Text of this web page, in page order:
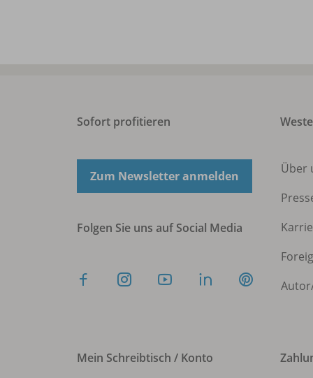
Sofort profitieren
Zum Newsletter anmelden
Folgen Sie uns auf Social Media
Über
Mein Schreibtisch / Konto